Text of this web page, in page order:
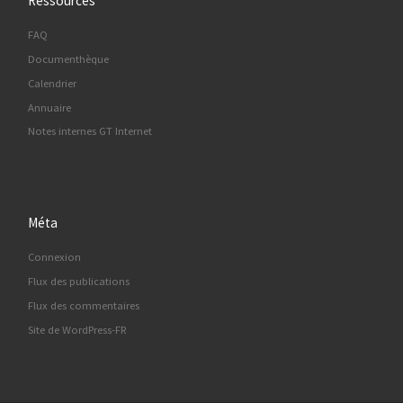
FAQ
Documenthèque
Calendrier
Annuaire
Notes internes GT Internet
Méta
Connexion
Flux des publications
Flux des commentaires
Site de WordPress-FR